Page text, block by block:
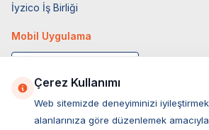
İyzico İş Birliği
Mobil Uygulama
Çerez Kullanımı
Web sitemizde deneyiminizi
alanlarınıza göre düzenlemek